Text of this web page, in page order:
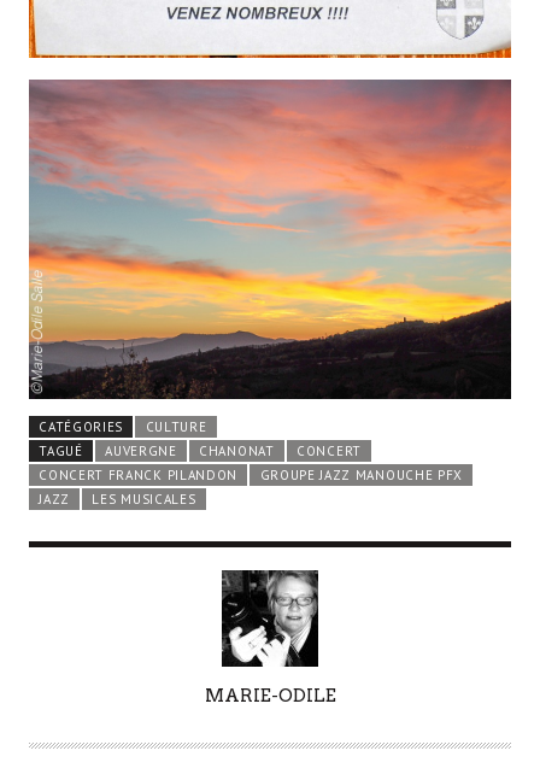
CATÉGORIES
CULTURE
TAGUÉ
AUVERGNE CHANONAT
CONCERT
CONCERT FRANCK PILANDON
GROUPE JAZZ MANOUCHE PFX
JAZZ
LES MUSICALES
T
MARIE-ODILE